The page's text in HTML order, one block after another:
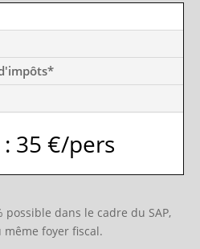
35 €/pers
possible dans le cadre du SAP,
foyer fiscal.